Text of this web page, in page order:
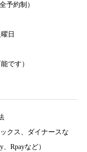
予約制）
日
です）
クス、ダイナースな
Rpayなど）